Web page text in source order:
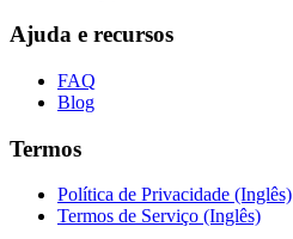
Ajuda e recursos
FAQ
Blog
Termos
Política de Privacidade (Inglês)
Termos de Serviço (Inglês)